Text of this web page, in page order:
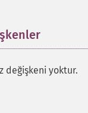
değişkeni yoktur.